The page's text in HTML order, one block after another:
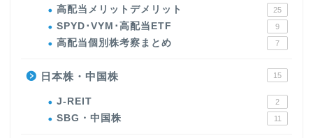
高配当メリットデメリット 25
SPYD･VYM･高配当ETF 9
高配当個別株考察まとめ 7
日本株・中国株 15
J-REIT 2
SBG・中国株 11